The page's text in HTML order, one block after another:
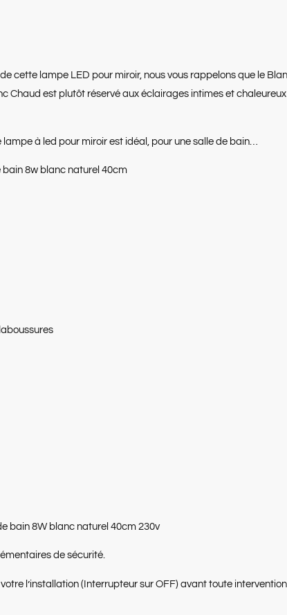
cette lampe LED pour miroir, nous vous rappelons que le
Chaud est plutôt réservé aux éclairages intimes et
à led pour miroir est idéal, pour une salle de bain…
8w blanc naturel 40cm
bain 8W blanc naturel 40cm 230v
de sécurité.
l’installation (Interrupteur sur OFF) avant toute